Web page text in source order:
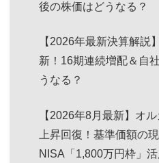
後の株価はどうなる？
【2026年最新決算解説
新！16期連続増配＆自
うなる？
【2026年8月最新】オ
上昇回復！基準価額の
NISA「1,800万円枠」